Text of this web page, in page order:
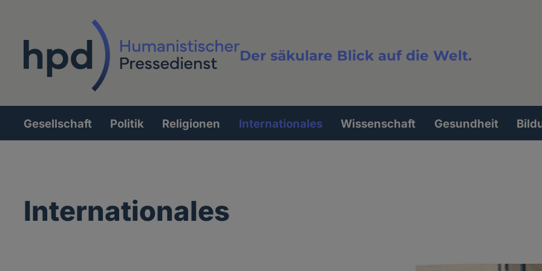
Der säkulare Blick auf die Welt.
Volltextsuche
Hauptnavigation
Gesellschaft Politik Religionen Internationales Wissenschaft Gesundheit
Internationales